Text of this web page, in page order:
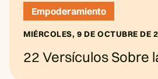
Empoderamiento
MIÉRCOLES, 9 DE OCTUBRE DE
22 Versículos Sobre